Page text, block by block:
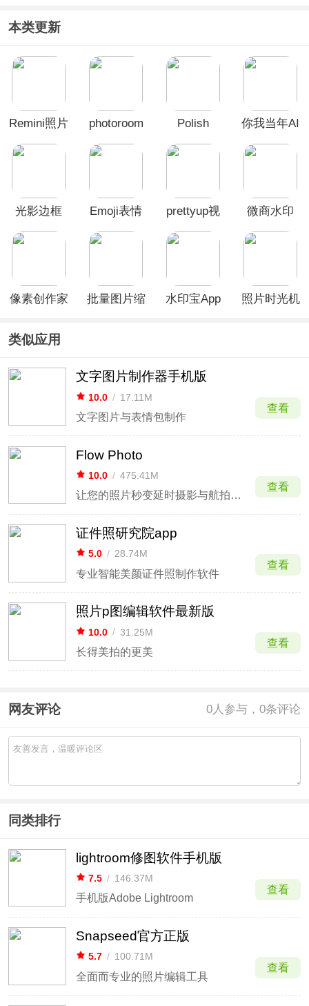
本类更新
Remini照片
photoroom
Polish
你我当年AI
光影边框
Emoji表情
prettyup视
微商水印
像素创作家
批量图片缩
水印宝App
照片时光机
类似应用
文字图片制作器手机版
10.0 / 17.11M
文字图片与表情包制作
查看
Flow Photo
10.0 / 475.41M
让您的照片秒变延时摄影与航拍大片
查看
证件照研究院app
5.0 / 28.74M
专业智能美颜证件照制作软件
查看
照片p图编辑软件最新版
10.0 / 31.25M
长得美拍的更美
查看
网友评论 0人参与，0条评论
同类排行
lightroom修图软件手机版
7.5 / 146.37M
手机版Adobe Lightroom
查看
Snapseed官方正版
5.7 / 100.71M
全面而专业的照片编辑工具
查看